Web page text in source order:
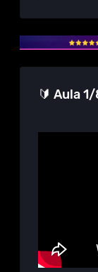
🔰 Aula